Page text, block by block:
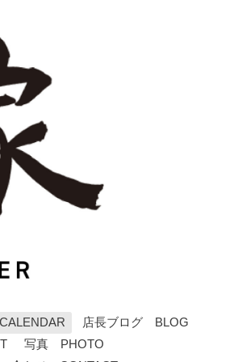
店長ブログ BLOG
写真 PHOTO